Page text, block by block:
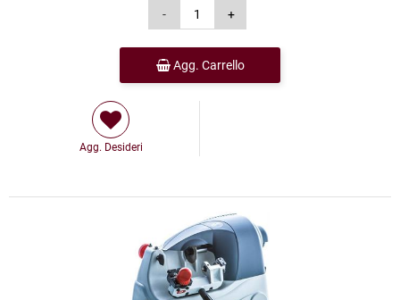
Agg. Carrello
Agg. Desideri